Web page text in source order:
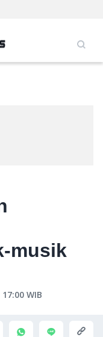
musik
WIB